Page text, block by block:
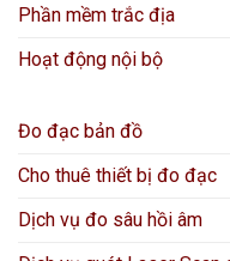
Phần mềm trắc địa
Hoạt động nội bộ
Đo đạc bản đồ
Cho thuê thiết bị đo đạc
Dịch vụ đo sâu hồi âm